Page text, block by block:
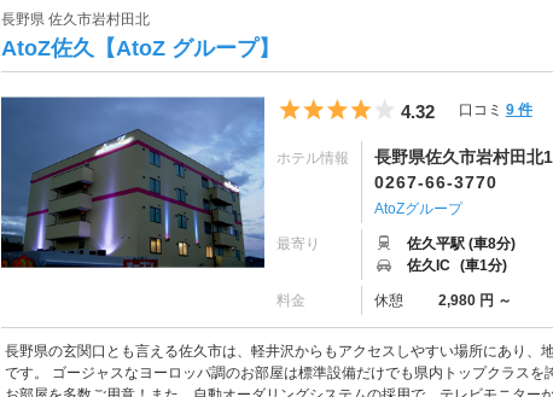
長野県 佐久市岩村田北
AtoZ佐久【AtoZ グループ】
5つ星のうち4
4.32 口コミ 9 件
ホテル情報
長野県佐久市岩村田北
0267-66-3770
AtoZグループ
最寄り
佐久平駅 (車8分)
佐久IC (車1分)
料金 休憩 2,980 円 ～
長野県の玄関口とも言える佐久市は、軽井沢からもアクセスしやすい場所にあり、
です。 ゴージャスなヨーロッパ調のお部屋は標準設備だけでも県内トップクラス